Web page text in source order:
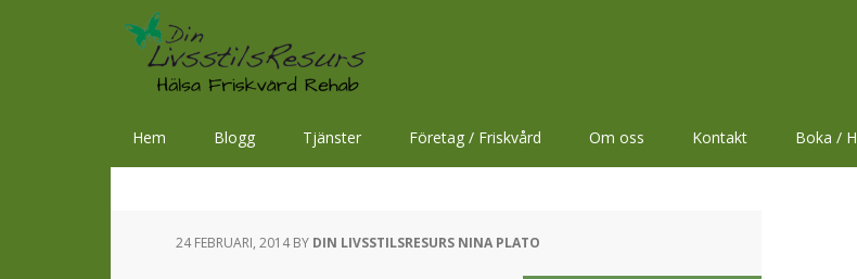
Hoppa
huvudnavigering
Hoppa
huvudinnehåll
Hoppa
sidfot
Hem Blogg Tjänster Företag / Friskvård Om oss Kontakt Boka /
24 FEBRUARI, 2014BY DIN LIVSSTILSRESURS NINA PLATO